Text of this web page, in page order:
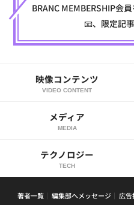
BRANC MEMBERSHIP会
📧、限定記
映像コンテンツ
VIDEO CONTENT
メディア
MEDIA
テクノロジー
TECH
著者一覧 編集部へメッセージ 広